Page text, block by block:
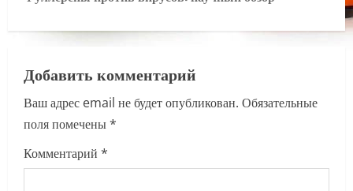
n
v
i
g
Добавить комментарий
Ваш адрес email не будет опубликован. Обязательные
поля помечены*
Комментарий *